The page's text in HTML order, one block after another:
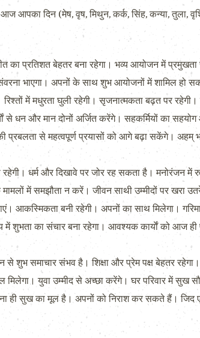
आपका दिन (मेष, वृष, मिथुन, कर्क, सिंह, कन्या, तुला,
का प्रतिशत बेहतर बना रहेगा। भव्य आयोजन में
भाएगा। अपनों के साथ शुभ आयोजनों में शामिल हो
में मधुरता घुली रहेगी। सृजनात्मकता बढ़त पर
से धन और मान दोनों अर्जित करेंगे। सहकर्मियों का
से महत्वपूर्ण प्रयासों को आगे बढ़ा सकेंगे। अहम्
धर्म और दिखावे पर जोर रह सकता है। मनोरंजन में
में समझौता न करें। जीवन साथी उम्मीदों पर खरा
आकस्मिकता बनी रहेगी। अपनों का साथ मिलेगा।
शुभता का संचार बना रहेगा। आवश्यक कार्याें को आज
शुभ समाचार संभव है। शिक्षा और प्रेम पक्ष बेहतर
युवा उम्मीद से अच्छा करेंगे। घर परिवार में सुख
ही सुख का मूल है। अपनों को निराश कर सकते हैं। जिद